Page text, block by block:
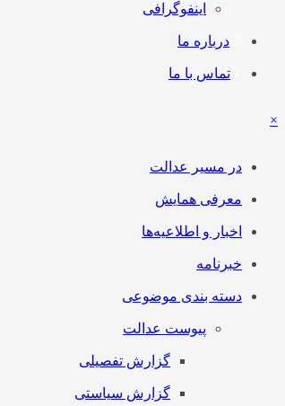
اینفوگرافی
درباره ما
تماس با ما
×
در مسیر عدالت
معرفی همایش
اخبار و اطلاعیه‌ها
خبرنامه
دسته بندی موضوعی
پیوست عدالت
گزارش تفصیلی
گزارش سیاستی